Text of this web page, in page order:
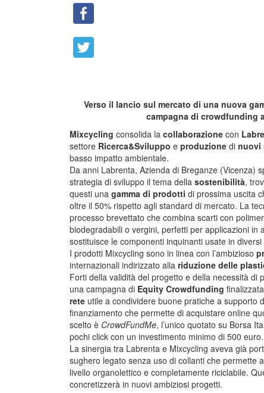
Verso il lancio sul mercato di una nuova
campagna di crowdfunding
Mixcycling consolida la collaborazione con
settore Ricerca&Sviluppo e produzione di nuovi
basso impatto ambientale.
Da anni Labrenta, Azienda di Breganze (Vicenza)
strategia di sviluppo il tema della sostenibilità,
questi una gamma di prodotti di prossima uscita
oltre il 50% rispetto agli standard di mercato. La
processo brevettato che combina scarti con
biodegradabili o vergini, perfetti per applicazioni
sostituisce le componenti inquinanti usate in
I prodotti Mixcycling sono in linea con l’ambizioso
internazionali indirizzato alla riduzione delle
Forti della validità del progetto e della necessità
una campagna di Equity Crowdfunding
rete utile a condividere buone pratiche a supporto
finanziamento che permette di acquistare online
scelto è CrowdFundMe, l’unico quotato su Borsa
pochi click con un investimento minimo di 500 euro.
La sinergia tra Labrenta e Mixcycling aveva già
sughero legato senza uso di collanti che permette
livello organolettico e completamente riciclabile.
concretizzerà in nuovi ambiziosi progetti.